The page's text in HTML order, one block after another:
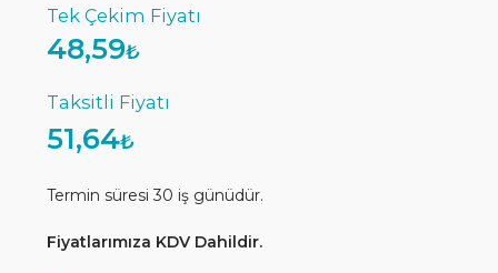
48,59₺
51,64₺
Termin süresi 30 iş günüdür.
Fiyatlarımıza KDV Dahildir.